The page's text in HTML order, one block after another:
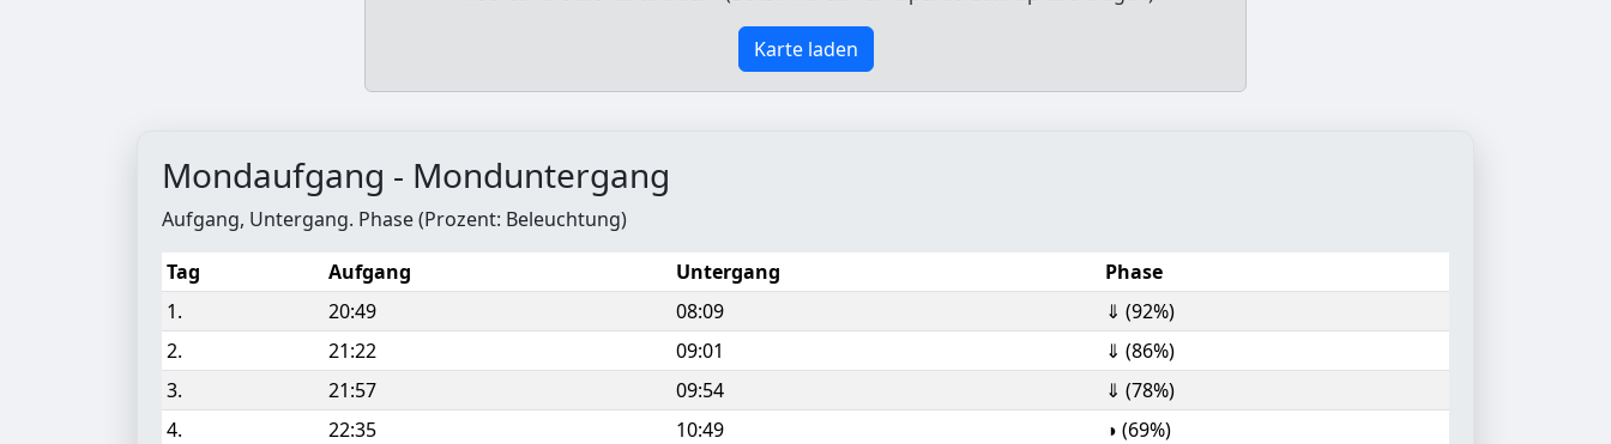
Karte laden
Mondaufgang - Monduntergang
Aufgang, Untergang. Phase (Prozent: Beleuchtung)
Tag
Aufgang Untergang
Phase
1.
20:49 08:09
⇓ (92%)
2.
21:22 09:01
⇓ (86%)
3.
21:57 09:54
⇓ (78%)
4.
22:35 10:49
◑ (69%)